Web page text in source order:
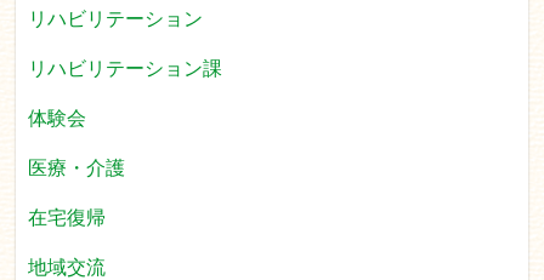
リハビリテーション
リハビリテーション課
体験会
医療・介護
在宅復帰
地域交流